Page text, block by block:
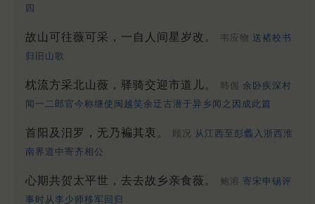
四
故山可往薇可采，一自人间星岁改。 韦应物 送褚校书
归旧山歌
枕流方采北山薇，驿骑交迎市道儿。 韩偓 余卧疾深村
闻一二郎官今称继使闽越笑余迂古潜于异乡闻之因成此篇
首阳及汨罗，无乃褊其衷。 顾况 从江西至彭蠡入浙西淮
南界道中寄齐相公
心期共贺太平世，去去故乡亲食薇。 鲍溶 寄宋申锡评
事时从李少师移军回归